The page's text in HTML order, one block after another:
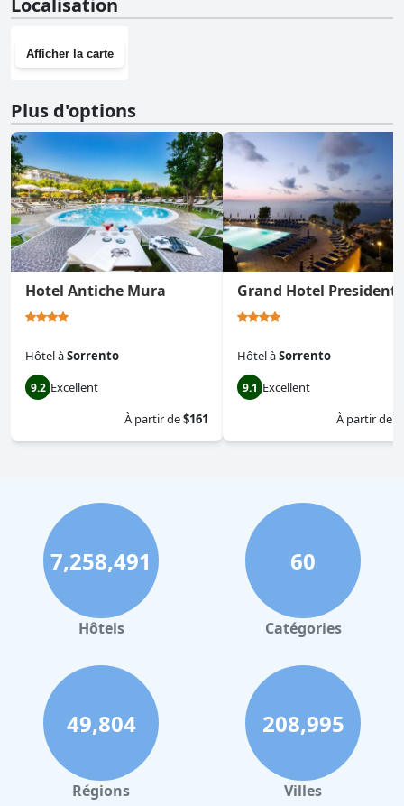
Localisation
Afficher la carte
Plus d'options
Hotel Antiche Mura
HôtelàSorrento
9.2 Excellent
À partir de$161
Grand Hotel President
HôtelàSorrento
9.1 Excellent
À partir de
7,258,491
Hôtels
60
Catégories
49,804
Régions
208,995
Villes